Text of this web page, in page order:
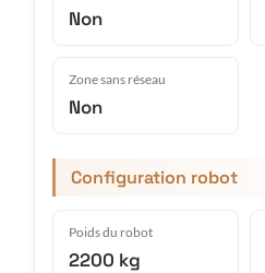
Non
Zone sans réseau
Non
Configuration robot
Poids du robot
2200 kg